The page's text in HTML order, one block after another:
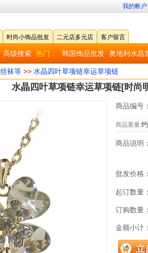
我的帐户
时尚小饰品批发 二元店多元店 客户留言
高级搜索 热门： 韩国饰品批发 奥地利水晶
袜等 >> 水晶四叶草项链幸运草项链
水晶四叶草项链幸运草项链[时尚
商品编号
商品重量:
商品说明
批发价格
起订数量
订购数量
金额小计